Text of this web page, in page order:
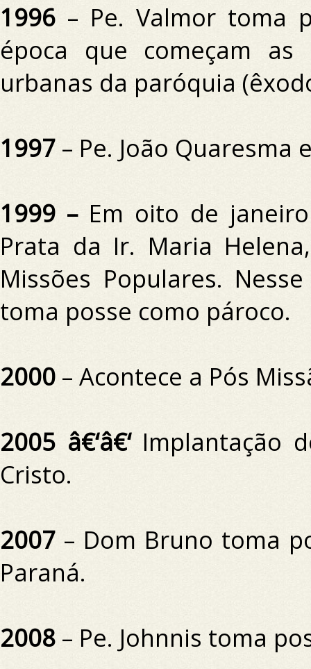
1996 – Pe. Valmor toma
época que começam as
urbanas da paróquia
1997 – Pe. João Quaresma
1999 –Em oito de
Prata da Ir. Maria
Missões Populares.
toma posse como pároco.
2000 – Acontece a Pós
2005 â€‘â€‘Implantação
Cristo.
2007 – Dom Bruno toma
Paraná.
2008 – Pe. Johnnis toma